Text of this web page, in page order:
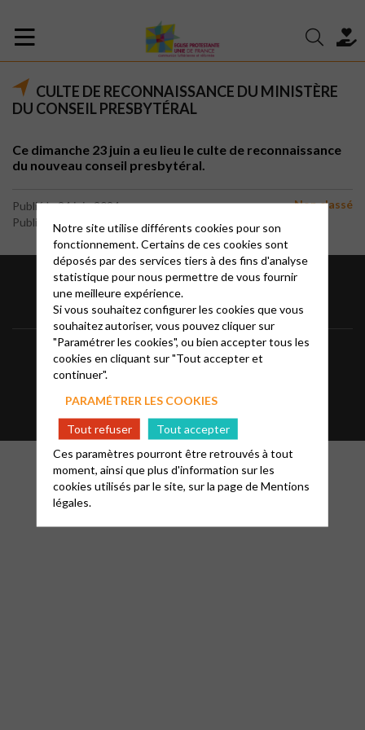
CULTE DE RECONNAISSANCE DU MINISTÈRE
DU CONSEIL PRESBYTÉRAL
Ce dimanche 23 juin a eu lieu le culte de reconnaissance
du nouveau conseil presbytéral.
Publié le 24 juin 2024
Publié par le webmaster
Non classé
Informations Mentions légales
Notre site utilise différents cookies pour son
fonctionnement. Certains de ces cookies sont
déposés par des services tiers à des fins d'analyse
statistique pour nous permettre de vous fournir
une meilleure expérience.
Si vous souhaitez configurer les cookies que vous
souhaitez autoriser, vous pouvez cliquer sur
"Paramétrer les cookies", ou bien accepter tous les
cookies en cliquant sur "Tout accepter et
continuer".
PARAMÉTRER LES COOKIES
Tout refuser
Tout accepter
Ces paramètres pourront être retrouvés à tout
moment, ainsi que plus d'information sur les
cookies utilisés par le site, sur la page deMentions
légales.